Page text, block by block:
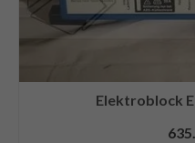
Elektroblock